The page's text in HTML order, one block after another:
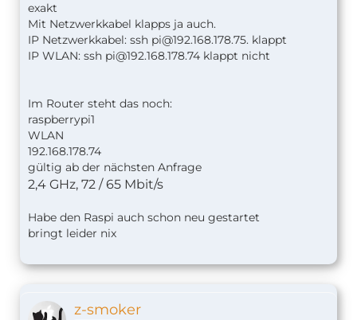
exakt
Mit Netzwerkkabel klapps ja auch.
IP Netzwerkkabel: ssh pi@192.168.178.75. klappt
IP WLAN: ssh pi@192.168.178.74 klappt nicht
Im Router steht das noch:
raspberrypi1
WLAN
192.168.178.74
gültig ab der nächsten Anfrage
2,4 GHz, 72 / 65 Mbit/s
Habe den Raspi auch schon neu gestartet
bringt leider nix
z-smoker